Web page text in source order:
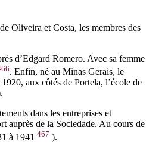
Oliveira et Costa, les membres des
d’Edgard Romero. Avec sa femme
. Enfin, né au Minas Gerais, le
aux côtés de Portela, l’école de
dans les entreprises et
auprès de la Sociedade. Au cours de
à 1941 467 ).